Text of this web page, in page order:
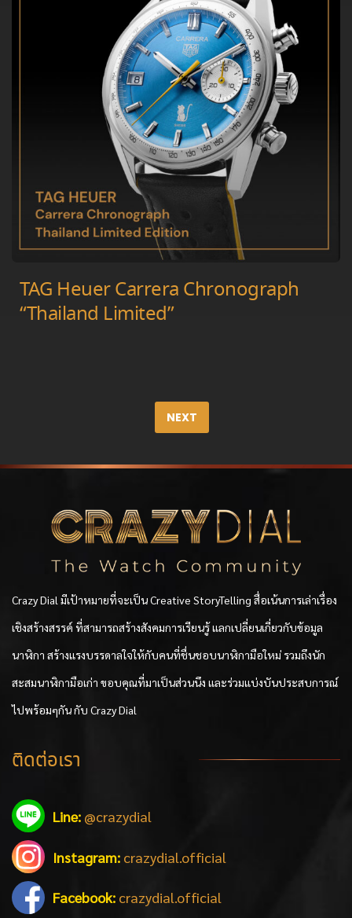
TAG Heuer Carrera Chronograph
“Thailand Limited”
NEXT
Crazy Dial มีเป้าหมายที่จะเป็น Creative StoryTelling สื่อเน้นการเล่าเรื่อง
เชิงสร้างสรรค์ ที่สามารถสร้างสังคมการเรียนรู้ แลกเปลี่ยนเกี่ยวกับข้อมูล
นาฬิกา สร้างแรงบรรดาลใจให้กับคนที่ชื่นชอบนาฬิกามือใหม่ รวมถึงนัก
สะสมนาฬิกามือเก่า ขอบคุณที่มาเป็นส่วนนึง และร่วมแบ่งบันประสบการณ์
ไปพร้อมๆกัน กับ Crazy Dial
ติดต่อเรา
Line: @crazydial
Instagram: crazydial.official
Facebook: crazydial.official